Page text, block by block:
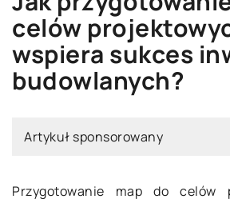
celów
wspiera sukces
budowlanych?
Artykuł sponsorowany
Przygotowanie map do celów